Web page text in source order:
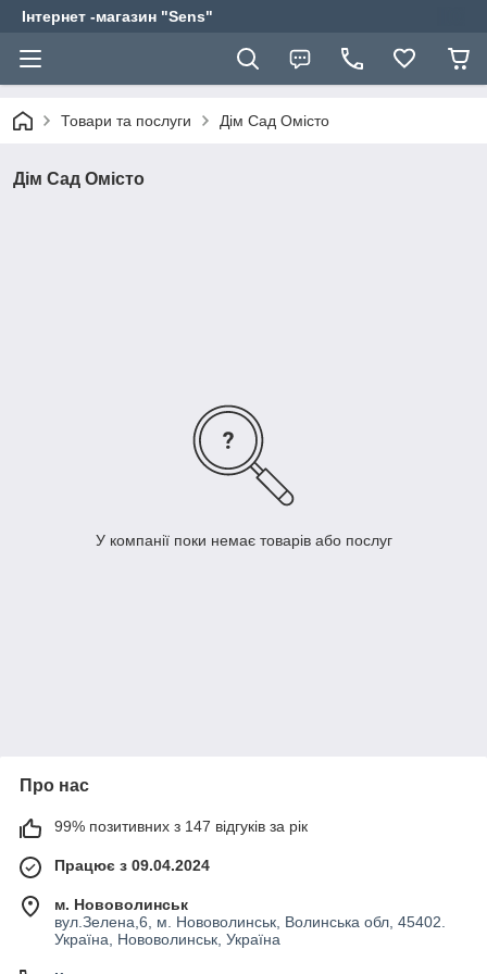
Інтернет -магазин "Sens"
Товари та послуги Дім Сад Омісто
Дім Сад Омісто
У компанії поки немає товарів або послуг
Про нас
99% позитивних з 147 відгуків за рік
Працює з 09.04.2024
м. Нововолинськ
вул.Зелена,6, м. Нововолинськ, Волинська обл, 45402.
Україна, Нововолинськ, Україна